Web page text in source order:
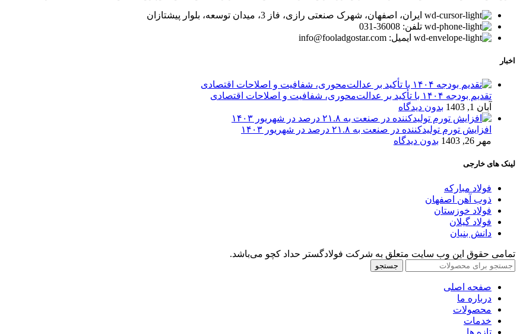
ایران، اصفهان، شهرک صنعتی رازی، فاز 3، میدان توسعه، بلوار پیشتازان
تلفن: 36008-031
ایمیل: info@fooladgostar.com
اخبار
تقدیم بودجه ۱۴۰۴ با تأکید بر عدالت‌محوری، شفافیت و اصلاحات اقتصادی
آبان 1, 1403
بدون دیدگاه
افزایش تورم تولیدکننده در صنعت به ۲۱.۸ درصد در شهریور ۱۴۰۳
مهر 26, 1403
بدون دیدگاه
لینک های خارجی
فولاد مبارکه
ذوب آهن اصفهان
فولاد خوزستان
فولاد گیلان
دانش بنیان
تمامی حقوق این وب سایت متعلق به شرکت فولادگستر حداد کچو می‌باشد.
جستجو
صفحه اصلی
درباره ما
محصولات
خدمات
تازه ها